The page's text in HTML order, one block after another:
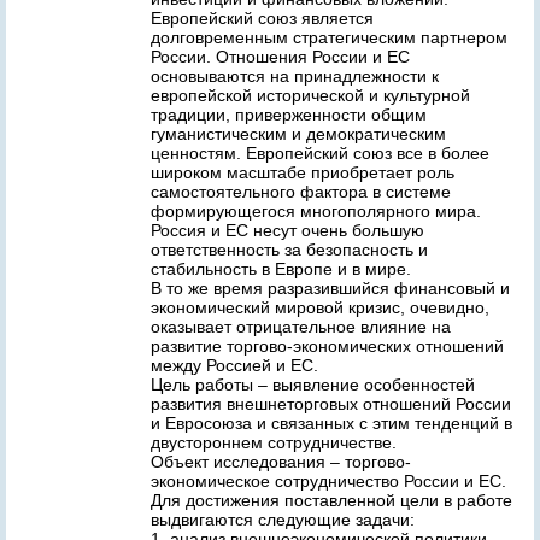
Европейский союз является
долговременным стратегическим партнером
России. Отношения России и ЕС
основываются на принадлежности к
европейской исторической и культурной
традиции, приверженности общим
гуманистическим и демократическим
ценностям. Европейский союз все в более
широком масштабе приобретает роль
самостоятельного фактора в системе
формирующегося многополярного мира.
Россия и ЕС несут очень большую
ответственность за безопасность и
стабильность в Европе и в мире.
В то же время разразившийся финансовый и
экономический мировой кризис, очевидно,
оказывает отрицательное влияние на
развитие торгово-экономических отношений
между Россией и ЕС.
Цель работы – выявление особенностей
развития внешнеторговых отношений России
и Евросоюза и связанных с этим тенденций в
двустороннем сотрудничестве.
Объект исследования – торгово-
экономическое сотрудничество России и ЕС.
Для достижения поставленной цели в работе
выдвигаются следующие задачи: